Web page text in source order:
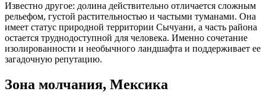
Известно другое: долина действительно отличается сложным
рельефом, густой растительностью и частыми туманами. Она
имеет статус природной территории Сычуани, а часть района
остается труднодоступной для человека. Именно сочетание
изолированности и необычного ландшафта и поддерживает ее
загадочную репутацию.
Зона молчания, Мексика